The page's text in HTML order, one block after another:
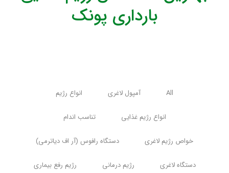
بارداری پونک
All آمپول لاغری انواع رژیم
انواع رژیم غذایی تناسب اندام
خواص رژیم لاغری دستگاه رافوس (آر اف دیاترمی)
دستگاه لاغری رژیم درمانی رژیم رفع بیماری